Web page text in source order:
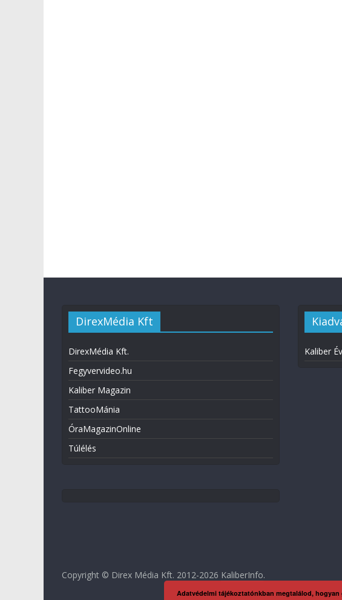
DirexMédia Kft
DirexMédia Kft.
Fegyvervideo.hu
Kaliber Magazin
TattooMánia
ÓraMagazinOnline
Túlélés
Kaliber
Copyright © Direx Média Kft. 2012-2026 KaliberInfo.
Adatvédelmi tájékoztatónkban megtalálod,